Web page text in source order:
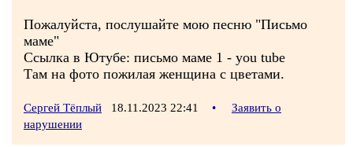
Пожалуйста, послушайте мою песню "Письмо
маме"
Ссылка в Ютубе: письмо маме 1 - you tube
Там на фото пожилая женщина с цветами.
Сергей Тёплый 18.11.2023 22:41 •
Заявить о
нарушении